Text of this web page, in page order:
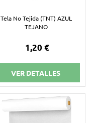
Tela No Tejida (TNT) AZUL
TEJANO
1,20 €
VER DETALLES